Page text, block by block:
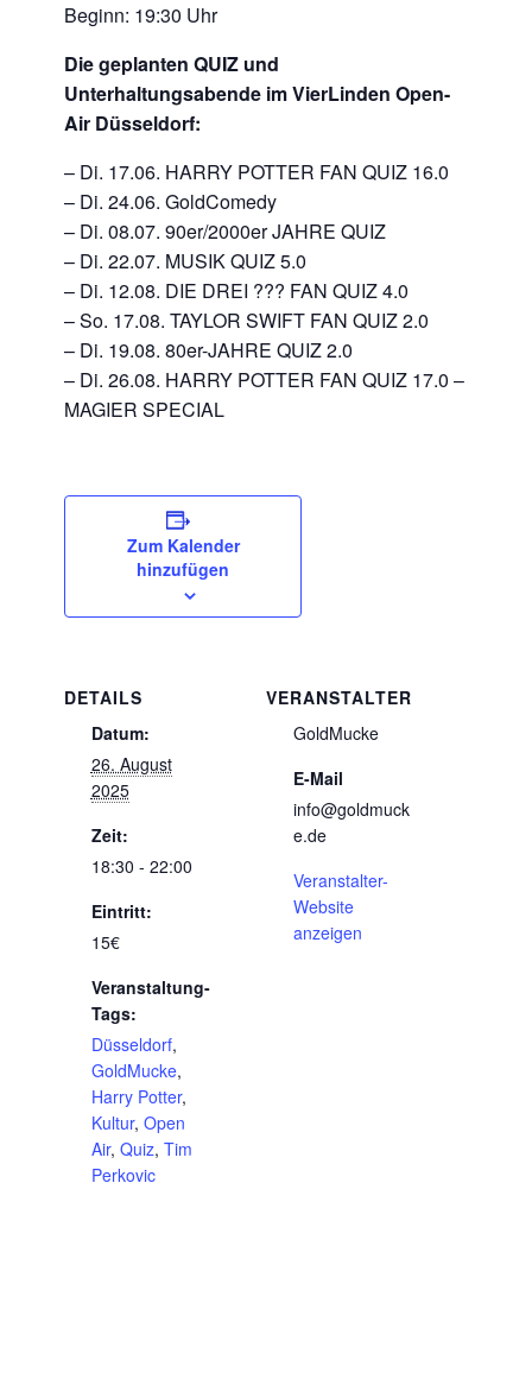
Beginn: 19:30 Uhr
Die geplanten QUIZ und
Unterhaltungsabende im VierLinden Open-
Air Düsseldorf:
– Di. 17.06. HARRY POTTER FAN QUIZ 16.0
– Di. 24.06. GoldComedy
– Di. 08.07. 90er/2000er JAHRE QUIZ
– Di. 22.07. MUSIK QUIZ 5.0
– Di. 12.08. DIE DREI ??? FAN QUIZ 4.0
– So. 17.08. TAYLOR SWIFT FAN QUIZ 2.0
– Di. 19.08. 80er-JAHRE QUIZ 2.0
– Di. 26.08. HARRY POTTER FAN QUIZ 17.0 –
MAGIER SPECIAL
Zum Kalender
hinzufügen
DETAILS
Datum:
26. August
2025
Zeit:
18:30 - 22:00
Eintritt:
15€
Veranstaltung-
Tags:
Düsseldorf,
GoldMucke,
Harry Potter,
Kultur, Open
Air, Quiz, Tim
Perkovic
VERANSTALTER
GoldMucke
E-Mail
info@goldmuck
e.de
Veranstalter-
Website
anzeigen